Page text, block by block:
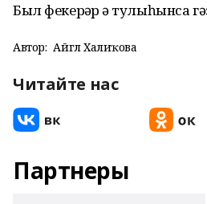
Был фекерҙәр ҙә тулыһынса
Автор: Айгөл Халиҡова
Читайте нас
Партнеры